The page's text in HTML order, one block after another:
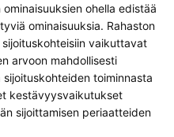
ohella edistää
ominaisuuksia. Rahaston
vaikuttavat
arvoon mahdollisesti
toiminnasta
kestävyysvaikutukset
sijoittamisen periaatteiden